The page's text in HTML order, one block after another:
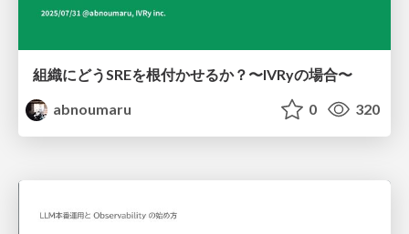
組織にどうSREを根付かせるか？〜IVRyの場合〜
abnoumaru
0 320